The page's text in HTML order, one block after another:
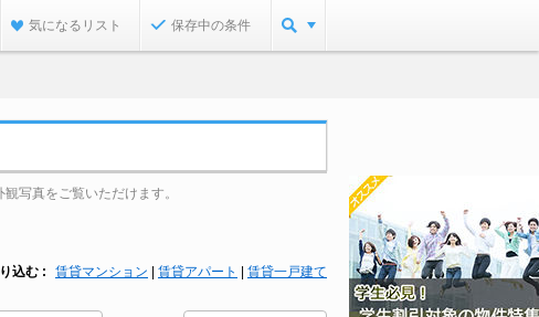
気になるリスト 保存中の条件
写真をご覧いただけます。
込む 賃貸マンション 賃貸アパート 賃貸一戸建て